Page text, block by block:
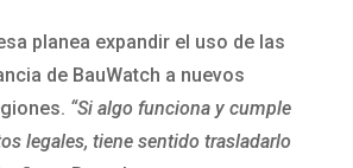
planea expandir el uso de las
de BauWatch a nuevos
“Si algo funciona y cumple
legales, tiene sentido trasladarlo